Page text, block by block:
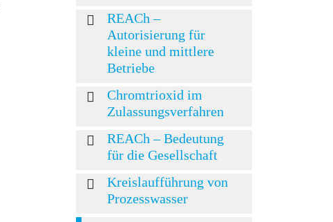
REACh –
Autorisierung für
kleine und mittlere
Betriebe
Chromtrioxid im
Zulassungsverfahren
REACh – Bedeutung
für die Gesellschaft
Kreislaufführung von
Prozesswasser